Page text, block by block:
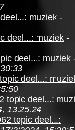
muziek -
deel...: muziek -
deel...: muziek
deel...:
topic deel...:
13:25:24
topic deel...: